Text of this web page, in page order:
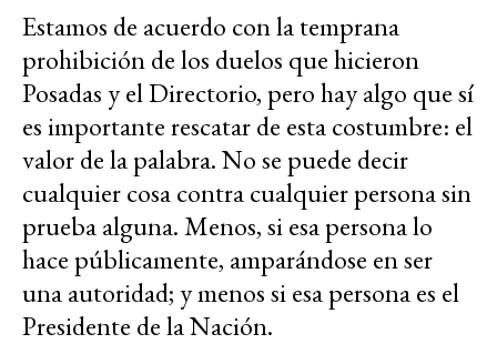
Estamos de acuerdo con la temprana
prohibición de los duelos que hicieron
Posadas y el Directorio, pero hay algo que sí
es importante rescatar de esta costumbre: el
valor de la palabra. No se puede decir
cualquier cosa contra cualquier persona sin
prueba alguna. Menos, si esa persona lo
hace públicamente, amparándose en ser
una autoridad; y menos si esa persona es el
Presidente de la Nación.